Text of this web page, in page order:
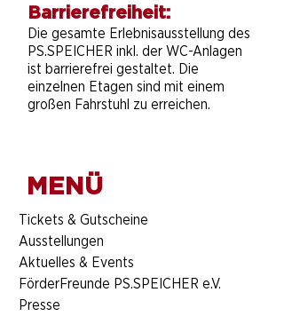
Barrierefreiheit:
Die gesamte Erlebnisausstellung des
PS.SPEICHER inkl. der WC-Anlagen
ist barrierefrei gestaltet. Die
einzelnen Etagen sind mit einem
großen Fahrstuhl zu erreichen.
MENÜ
​Tickets & Gutscheine
Ausstellungen
Aktuelles & Events
FörderFreunde PS.SPEICHER e.V.
Presse